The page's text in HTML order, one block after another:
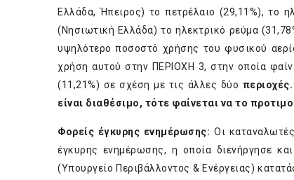
Ελλάδα, Ήπειρος) το πετρέλαιο (29,11%), το
(Νησιωτική Ελλάδα) το ηλεκτρικό ρεύμα
υψηλότερο ποσοστό χρήσης του φυσικού
χρήση αυτού στην ΠΕΡΙΟΧΗ 3, στην οποία
(11,21%) σε σχέση με τις άλλες δύο
είναι διαθέσιμο, τότε φαίνεται να το
Φορείς έγκυρης ενημέρωσης: Οι
έγκυρης ενημέρωσης, η οποία διενήργησε
(Υπουργείο Περιβάλλοντος & Ενέργειας)